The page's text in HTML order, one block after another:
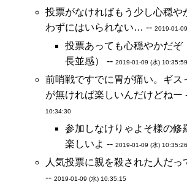
投票がなければもう少し心穏や
わずにはいられない… -- 2019-01-
投票あっても心穏やかだぞ
長並感） -- 2019-01-09 (水) 10:35:59
前哨戦ですでに胃が痛い。ギス
が無ければ楽しいんだけどねー
10:34:30
参加しなけりゃよそ様の修
楽しいよ -- 2019-01-09 (水) 10:35:26
人気投票に親を殺された人だっ
-- 2019-01-09 (水) 10:35:15